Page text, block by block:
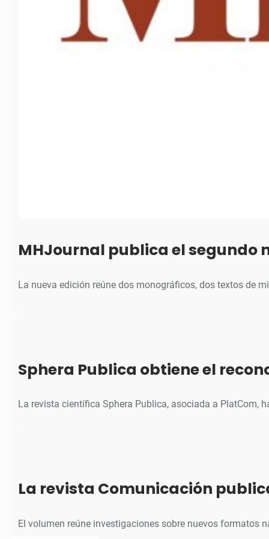
MHJournal publica el segundo
La nueva edición reúne dos monográficos, dos textos de
Sphera Publica obtiene el
La revista científica Sphera Publica, asociada a PlatCom,
La revista Comunicación
El volumen reúne investigaciones sobre nuevos formatos